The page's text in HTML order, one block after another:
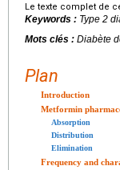
Le texte complet de
Keywords : Type 2
Mots clés : Diabète
Plan
Introduction
Metformin
Absorption
Distribution
Elimination
Frequency and